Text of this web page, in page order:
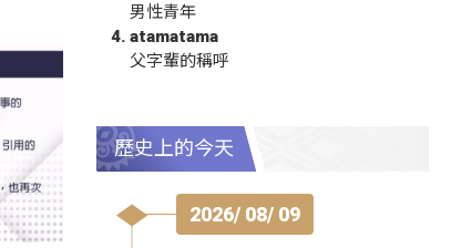
男性青年
atamatama
父字輩的稱呼
歷史上的今天
2026/ 08/ 09